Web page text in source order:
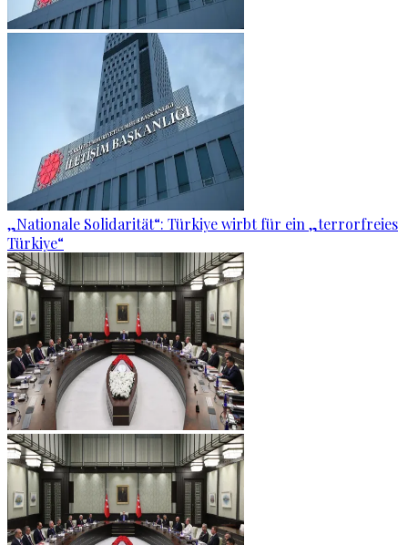
„Nationale Solidarität“: Türkiye wirbt für ein „terrorfreies
Türkiye“